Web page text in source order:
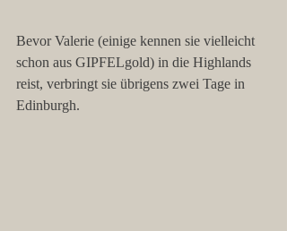
Bevor Valerie (einige kennen sie vielleicht
schon aus GIPFELgold) in die Highlands
reist, verbringt sie übrigens zwei Tage in
Edinburgh.